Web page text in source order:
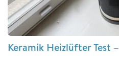
Keramik Heizlüfter Test